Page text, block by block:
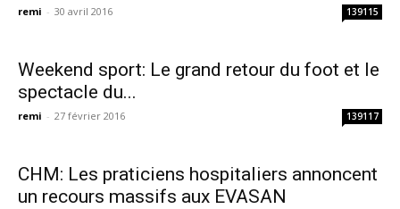
remi - 30 avril 2016 139115
Weekend sport: Le grand retour du foot et le
spectacle du...
remi - 27 février 2016 139117
CHM: Les praticiens hospitaliers annoncent
un recours massifs aux EVASAN